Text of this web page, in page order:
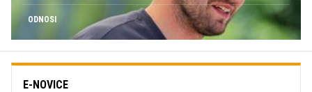
ODNOSI
E-NOVICE